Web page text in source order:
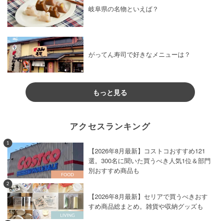
岐阜県の名物といえば？
がってん寿司で好きなメニューは？
もっと見る
アクセスランキング
1
【2026年8月最新】コストコおすすめ121
選。300名に聞いた買うべき人気1位＆部門
別おすすめ商品も
2
【2026年8月最新】セリアで買うべきおす
すめ商品総まとめ。雑貨や収納グッズも